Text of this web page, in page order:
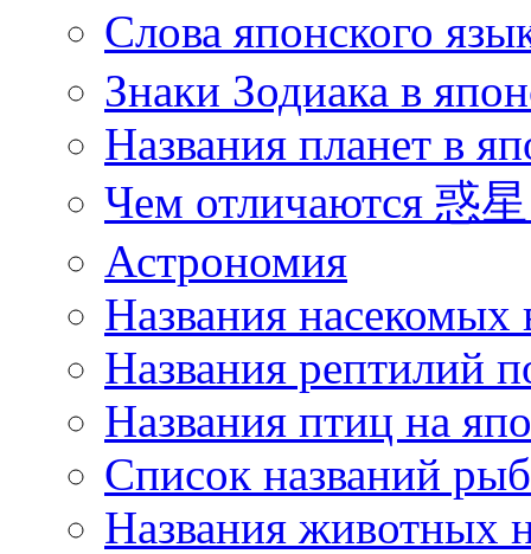
Слова японского
Знаки Зодиака в
Названия планет в
Чем отличаются 惑
Астрономия
Названия насекомых
Названия рептилий
Названия птиц на
Список названий
Названия животных